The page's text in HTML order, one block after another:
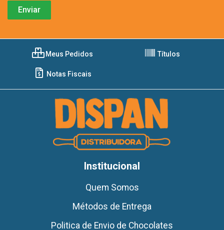
Meus Pedidos Títulos
Notas Fiscais
Institucional
Quem Somos
Métodos de Entrega
Politica de Envio de Chocolates